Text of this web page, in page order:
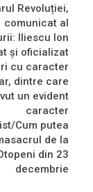
Revoluției,
comunicat al
Iliescu Ion
și oficializat
cu caracter
dintre care
un evident
caracter
Cum putea
de la
din 23
decembrie